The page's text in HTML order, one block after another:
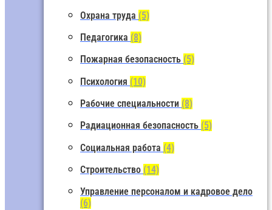
Охрана труда (5)
Педагогика (8)
Пожарная безопасность (5)
Психология (10)
Рабочие специальности (8)
Радиационная безопасность (5)
Социальная работа (4)
Строительство (14)
Управление персоналом и кадровое дело
(6)